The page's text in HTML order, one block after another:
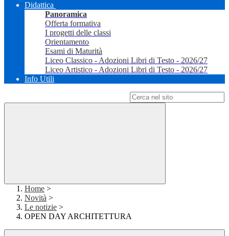
Didattica
Panoramica
Offerta formativa
I progetti delle classi
Orientamento
Esami di Maturità
Liceo Classico - Adozioni Libri di Testo - 2026/27
Liceo Artistico - Adozioni Libri di Testo - 2026/27
Info Utili
Home >
Novità >
Le notizie >
OPEN DAY ARCHITETTURA